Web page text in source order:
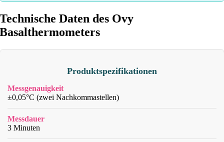
Technische Daten des Ovy
Basalthermometers
Produktspezifikationen
Messgenauigkeit
±0,05°C (zwei Nachkommastellen)
Messdauer
3 Minuten